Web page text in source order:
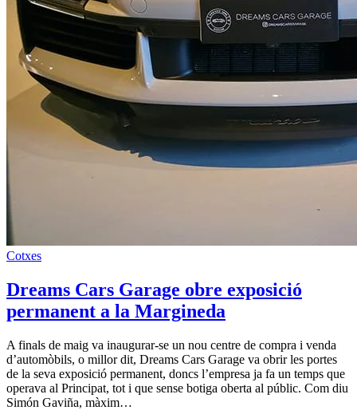
Cotxes
Dreams Cars Garage obre exposició
permanent a la Margineda
A finals de maig va inaugurar-se un nou centre de compra i venda
d’automòbils, o millor dit, Dreams Cars Garage va obrir les portes
de la seva exposició permanent, doncs l’empresa ja fa un temps que
operava al Principat, tot i que sense botiga oberta al públic. Com diu
Simón Gaviña, màxim…